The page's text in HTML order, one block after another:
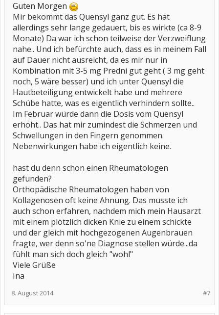
Guten Morgen
Mir bekommt das Quensyl ganz gut. Es hat
allerdings sehr lange gedauert, bis es wirkte (ca 8-9
Monate) Da war ich schon teilweise der Verzweiflung
nahe.. Und ich befürchte auch, dass es in meinem Fall
auf Dauer nicht ausreicht, da es mir nur in
Kombination mit 3-5 mg Predni gut geht ( 3 mg geht
noch, 5 wäre besser) und ich unter Quensyl die
Hautbeteiligung entwickelt habe und mehrere
Schübe hatte, was es eigentlich verhindern sollte..
Im Februar würde dann die Dosis vom Quensyl
erhöht.. Das hat mir zumindest die Schmerzen und
Schwellungen in den Fingern genommen.
Nebenwirkungen habe ich eigentlich keine.
hast du denn schon einen Rheumatologen
gefunden?
Orthopädische Rheumatologen haben von
Kollagenosen oft keine Ahnung. Das musste ich
auch schon erfahren, nachdem mich mein Hausarzt
mit einem plötzlich dicken Knie zu einem schickte
und der gleich mit hochgezogenen Augenbrauen
fragte, wer denn so'ne Diagnose stellen würde...da
fühlt man sich doch gleich "wohl"
Viele Grüße
Ina
#7
8. August 2014